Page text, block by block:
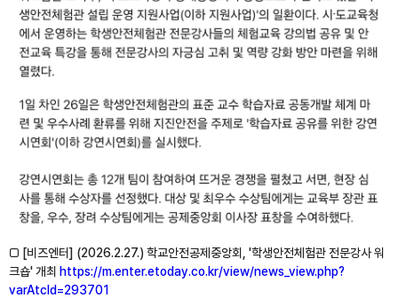
□ [비즈엔터] (2026.2.27.) 학교안전공제중앙회, '학생안전체험관 전문강사 워
크숍' 개최 https://m.enter.etoday.co.kr/view/news_view.php?
varAtcId=293701